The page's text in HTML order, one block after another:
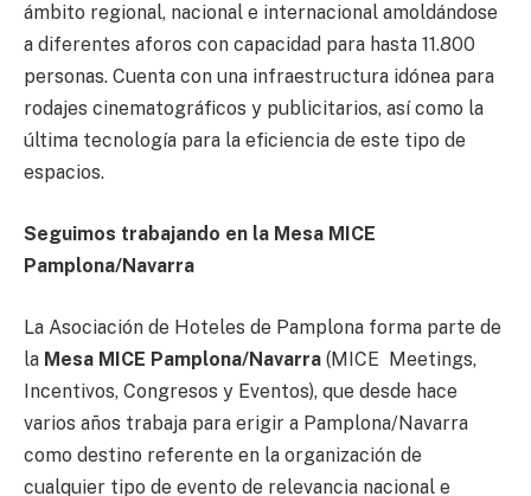
ámbito regional, nacional e internacional amoldándose
a diferentes aforos con capacidad para hasta 11.800
personas. Cuenta con una infraestructura idónea para
rodajes cinematográficos y publicitarios, así como la
última tecnología para la eficiencia de este tipo de
espacios.
Seguimos trabajando en la Mesa MICE
Pamplona/Navarra
La Asociación de Hoteles de Pamplona forma parte de
la Mesa MICE Pamplona/Navarra (MICE  Meetings,
Incentivos, Congresos y Eventos), que desde hace
varios años trabaja para erigir a Pamplona/Navarra
como destino referente en la organización de
cualquier tipo de evento de relevancia nacional e